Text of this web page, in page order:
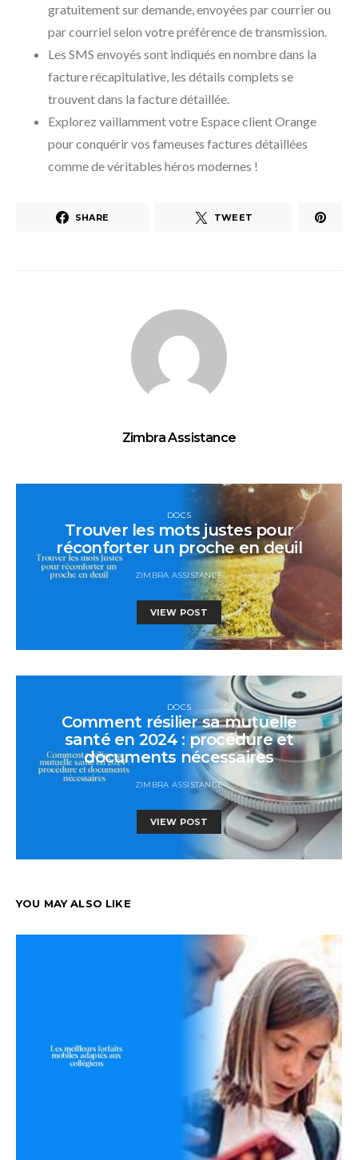
gratuitement sur demande, envoyées par courrier ou
par courriel selon votre préférence de transmission.
Les SMS envoyés sont indiqués en nombre dans la
facture récapitulative, les détails complets se
trouvent dans la facture détaillée.
Explorez vaillamment votre Espace client Orange
pour conquérir vos fameuses factures détaillées
comme de véritables héros modernes !
SHARE TWEET
Zimbra Assistance
DOCS
Trouver les mots justes pour
réconforter un proche en deuil
ZIMBRA ASSISTANCE
VIEW POST
DOCS
Comment résilier sa mutuelle
santé en 2024 : procédure et
documents nécessaires
ZIMBRA ASSISTANCE
VIEW POST
YOU MAY ALSO LIKE